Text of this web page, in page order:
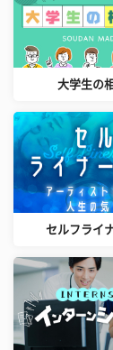
大学生の
セルフライ